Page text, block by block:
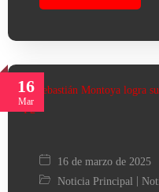
16
Mar
16 de marzo de 2025
Noticia Principal |